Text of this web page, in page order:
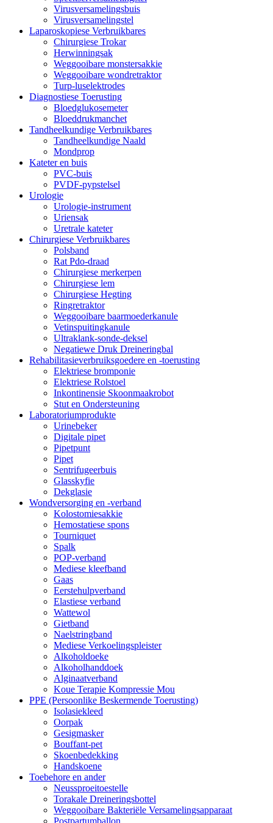
Virusversamelingsbuis
Virusversamelingstel
Laparoskopiese Verbruikbares
Chirurgiese Trokar
Herwinningsak
Weggooibare monstersakkie
Weggooibare wondretraktor
Turp-luselektrodes
Diagnostiese Toerusting
Bloedglukosemeter
Bloeddrukmanchet
Tandheelkundige Verbruikbares
Tandheelkundige Naald
Mondprop
Kateter en buis
PVC-buis
PVDF-pypstelsel
Urologie
Urologie-instrument
Uriensak
Uretrale kateter
Chirurgiese Verbruikbares
Polsband
Rat Pdo-draad
Chirurgiese merkerpen
Chirurgiese lem
Chirurgiese Hegting
Ringretraktor
Weggooibare baarmoederkanule
Vetinspuitingkanule
Ultraklank-sonde-deksel
Negatiewe Druk Dreineringbal
Rehabilitasieverbruiksgoedere en -toerusting
Elektriese bromponie
Elektriese Rolstoel
Inkontinensie Skoonmaakrobot
Stut en Ondersteuning
Laboratoriumprodukte
Urinebeker
Digitale pipet
Pipetpunt
Pipet
Sentrifugeerbuis
Glasskyfie
Dekglasie
Wondversorging en -verband
Kolostomiesakkie
Hemostatiese spons
Tourniquet
Spalk
POP-verband
Mediese kleefband
Gaas
Eerstehulpverband
Elastiese verband
Wattewol
Gietband
Naelstringband
Mediese Verkoelingspleister
Alkoholdoeke
Alkoholhanddoek
Alginaatverband
Koue Terapie Kompressie Mou
PPE (Persoonlike Beskermende Toerusting)
Isolasiekleed
Oorpak
Gesigmasker
Bouffant-pet
Skoenbedekking
Handskoene
Toebehore en ander
Neussproeitoestelle
Torakale Dreineringsbottel
Weggooibare Bakteriële Versamelingsapparaat
Postpartumballon